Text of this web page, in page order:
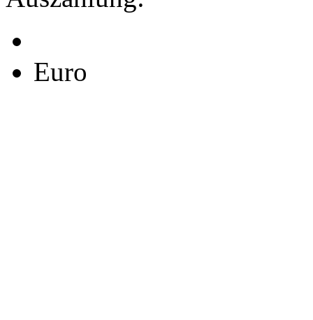
Euro